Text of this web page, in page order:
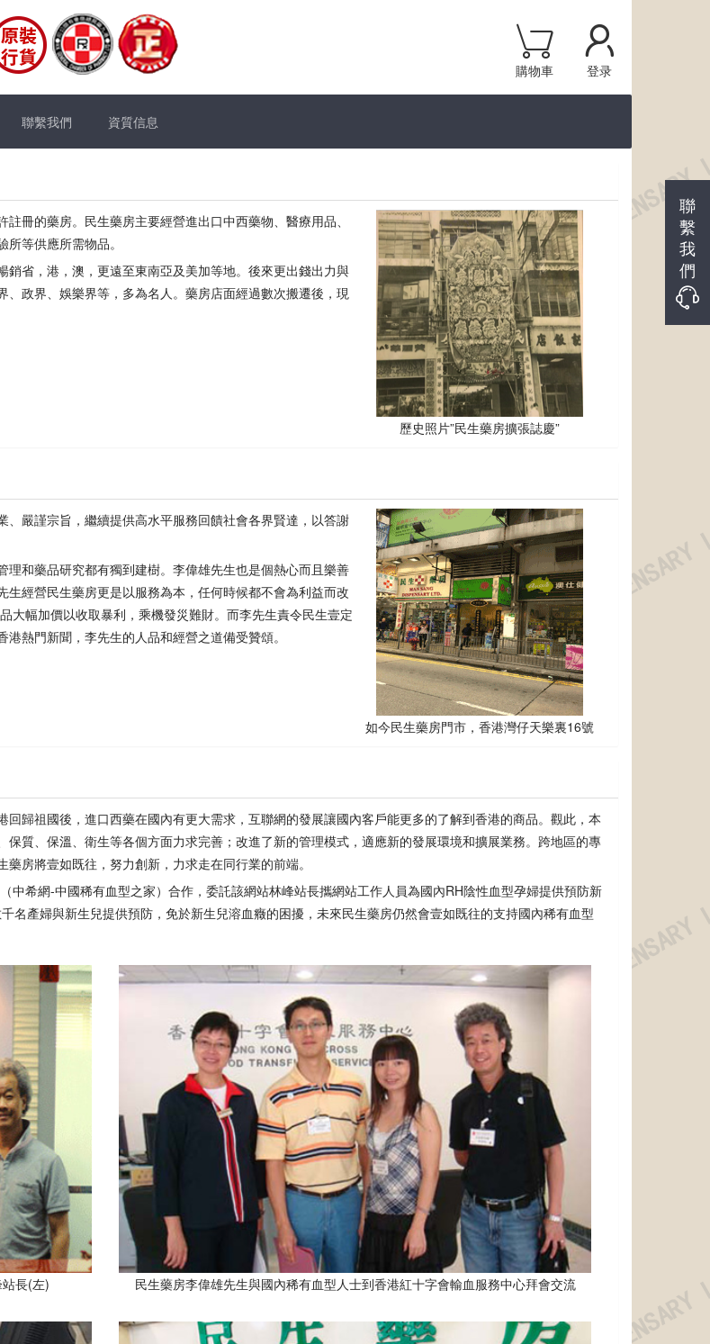
登录
購物車
聯繫我們 資質信息
冊的藥房。民生藥房主要經營進出口中西藥物、醫療用品、
等供應所需物品。
省，港，澳，更遠至東南亞及美加等地。後來更出錢出力與
政界、娛樂界等，多為名人。藥房店面經過數次搬遷後，現
歷史照片”民生藥房擴張誌慶”
嚴謹宗旨，繼續提供高水平服務回饋社會各界賢達，以答謝
和藥品研究都有獨到建樹。李偉雄先生也是個熱心而且樂善
經營民生藥房更是以服務為本，任何時候都不會為利益而改
大幅加價以收取暴利，乘機發災難財。而李先生責令民生壹定
熱門新聞，李先生的人品和經營之道備受贊頌。
如今民生藥房門市，香港灣仔天樂裏16號
歸祖國後，進口西藥在國內有更大需求，互聯網的發展讓國內客戶能更多的了解到香港的商品。觀此，本
質、保溫、衛生等各個方面力求完善；改進了新的管理模式，適應新的發展環境和擴展業務。跨地區的專
房將壹如既往，努力創新，力求走在同行業的前端。
希網-中國稀有血型之家）合作，委託該網站林峰站長攜網站工作人員為國內RH陰性血型孕婦提供預防新
名產婦與新生兒提供預防，免於新生兒溶血癥的困擾，未來民生藥房仍然會壹如既往的支持國內稀有血型
長(左) 民生藥房李偉雄先生與國內稀有血型人士到香港紅十字會輸血服務中心拜會交流
聯
繫
我
們